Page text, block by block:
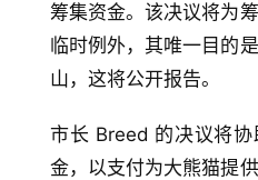
筹集资金。该决议将为
临时例外，其唯一目的
山，这将公开报告。
市长 Breed 的决议将
金，以支付为大熊猫提